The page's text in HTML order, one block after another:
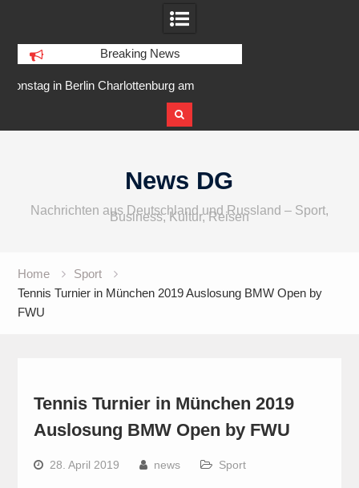
Breaking News
IFA 2026 Audio wird größer,
internationaler und vielfältiger
News DG
Nachrichten aus Deutschland und Russland – Sport,
Business, Kultur, Reisen
Home
Sport
Tennis Turnier in München 2019 Auslosung BMW Open by
FWU
Tennis Turnier in München 2019
Auslosung BMW Open by FWU
28. April 2019 news Sport